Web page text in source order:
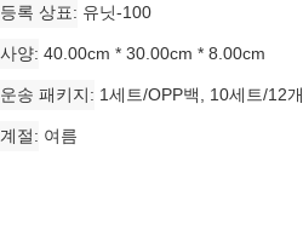
등록 상표 유닛-100
사양 40.00cm * 30.00cm * 8.00cm
운송 패키지 1세트/OPP백, 10세트/12개
계절 여름